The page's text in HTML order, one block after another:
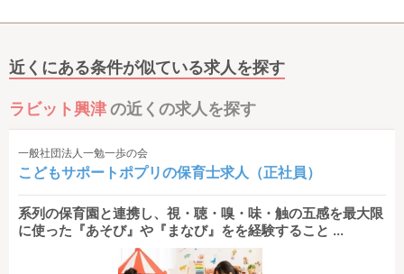
近くにある条件が似ている求人を探す
ラビット興津の近くの求人を探す
一般社団法人一勉一歩の会
こどもサポートポプリの保育士求人（正社員）
系列の保育園と連携し、視・聴・嗅・味・触の五感を最大限
に使った『あそび』や『まなび』をを経験すること ...